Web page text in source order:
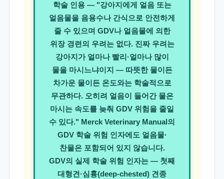
학술 인용 — "강아지에게 얼음 또는
얼음물을 음용수나 간식으로 안전하게
줄 수 있으며 GDV나 얼음물에 의한
위장 경련의 우려는 없다. 진짜 우려는
강아지가 얼마나 빨리·얼마나 많이
물을 마시느냐이지 — 따뜻한 물이든
차가운 물이든 온도와는 학술적으로
무관하다. 오히려 얼음이 들어간 물은
마시는 속도를 늦춰 GDV 위험을 줄일
수 있다." Merck Veterinary Manual의
GDV 학술 위험 인자에도 얼음물·
찬물은 포함되어 있지 않습니다.
GDV의 실제 학술 위험 인자는 — 첫째
대형견·심흉(deep-chested) 견종